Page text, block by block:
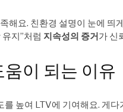
해요. 친환경 설명이 눈에 띄
지”처럼 지속성의 증거가 신
이 되는 이유
높여 LTV에 기여해요. 게다